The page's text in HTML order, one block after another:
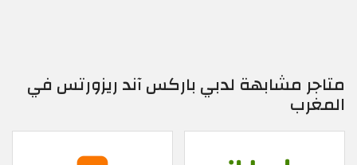
متاجر مشابهة لدبي باركس آند ريزورتس في
المغرب